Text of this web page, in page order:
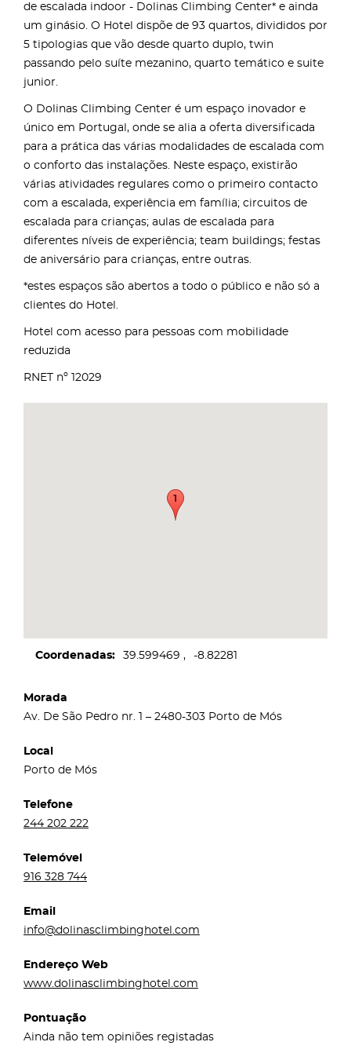
de escalada indoor - Dolinas Climbing Center* e ainda
um ginásio. O Hotel dispõe de 93 quartos, divididos por
5 tipologias que vão desde quarto duplo, twin
passando pelo suíte mezanino, quarto temático e suite
junior.
O Dolinas Climbing Center é um espaço inovador e
único em Portugal, onde se alia a oferta diversificada
para a prática das várias modalidades de escalada com
o conforto das instalações. Neste espaço, existirão
várias atividades regulares como o primeiro contacto
com a escalada, experiência em família; circuitos de
escalada para crianças; aulas de escalada para
diferentes níveis de experiência; team buildings; festas
de aniversário para crianças, entre outras.
*estes espaços são abertos a todo o público e não só a
clientes do Hotel.
Hotel com acesso para pessoas com mobilidade
reduzida
RNET nº 12029
Coordenadas 39.599469 -8.82281
Morada
Av. De São Pedro nr. 1 – 2480-303 Porto de Mós
Local
Porto de Mós
Telefone
244 202 222
Telemóvel
916 328 744
Email
info@dolinasclimbinghotel.com
Endereço Web
www.dolinasclimbinghotel.com
Pontuação
Ainda não tem opiniões registadas